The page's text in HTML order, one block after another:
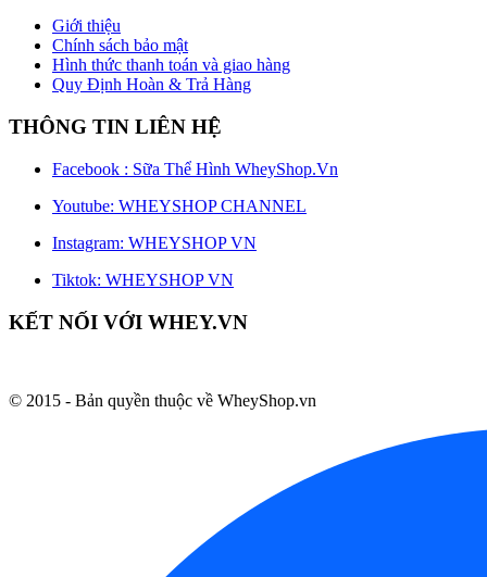
Giới thiệu
Chính sách bảo mật
Hình thức thanh toán và giao hàng
Quy Định Hoàn & Trả Hàng
THÔNG TIN LIÊN HỆ
Facebook : Sữa Thể Hình WheyShop.Vn
Youtube: WHEYSHOP CHANNEL
Instagram: WHEYSHOP VN
Tiktok: WHEYSHOP VN
KẾT NỐI VỚI WHEY.VN
© 2015 - Bản quyền thuộc về WheyShop.vn